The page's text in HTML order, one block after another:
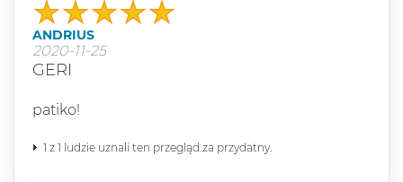
ANDRIUS
2020-11-25
GERI
patiko!
1 z 1 ludzie uznali ten przegląd za przydatny.